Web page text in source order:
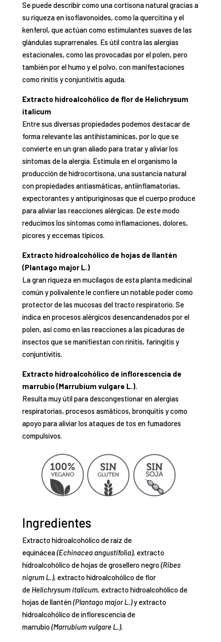
Se puede describir como una cortisona natural gracias a
su riqueza en isoflavonoides, como la quercitina y el
kenferol, que actúan como estimulantes suaves de las
glándulas suprarrenales. Es útil contra las alergias
estacionales, como las provocadas por el polen, pero
también por el humo y el polvo, con manifestaciones
como rinitis y conjuntivitis aguda.
Extracto hidroalcohólico de flor de Helichrysum
italicum
Entre sus diversas propiedades podemos destacar de
forma relevante las antihistamínicas, por lo que se
convierte en un gran aliado para tratar y aliviar los
síntomas de la alergia. Estimula en el organismo la
producción de hidrocortisona, una sustancia natural
con propiedades antiasmáticas, antiinflamatorias,
expectorantes y antipuriginosas que el cuerpo produce
para aliviar las reacciones alérgicas. De este modo
reducimos los síntomas como inflamaciones, dolores,
picores y eccemas típicos.
Extracto hidroalcohólico de hojas de llantén
(Plantago major L.)
La gran riqueza en mucílagos de esta planta medicinal
común y polivalente le confiere un notable poder como
protector de las mucosas del tracto respiratorio. Se
indica en procesos alérgicos desencandenados por el
polen, así como en las reacciones a las picaduras de
insectos que se manifiestan con rinitis, faringitis y
conjuntivitis.
Extracto hidroalcohólico de inflorescencia de
marrubio (Marrubium vulgare L.).
Resulta muy útil para descongestionar en alergias
respiratorias, procesos asmáticos, bronquitis y como
apoyo para aliviar los ataques de tos en fumadores
compulsivos.
Ingredientes
Extracto hidroalcohólico de raíz de
equinácea(Echinacea angustifolia), extracto
hidroalcohólico de hojas de grosellero negro(Ribes
nigrum L.), extracto hidroalcohólico de flor
de Helichrysum italicum, extracto hidroalcohólico de
hojas de llantén(Plantago major L.)y extracto
hidroalcohólico de inflorescencia de
marrubio(Marrubium vulgare L.).